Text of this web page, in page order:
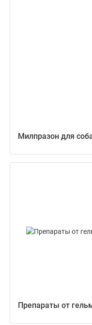
Милпразон для
Препараты от